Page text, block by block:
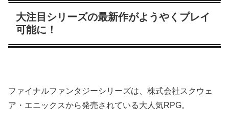
大注目シリーズの最新作がようやくプレイ
可能に！
ファイナルファンタジーシリーズは、株式会社スクウェ
ア・エニックスから発売されている大人気RPG。